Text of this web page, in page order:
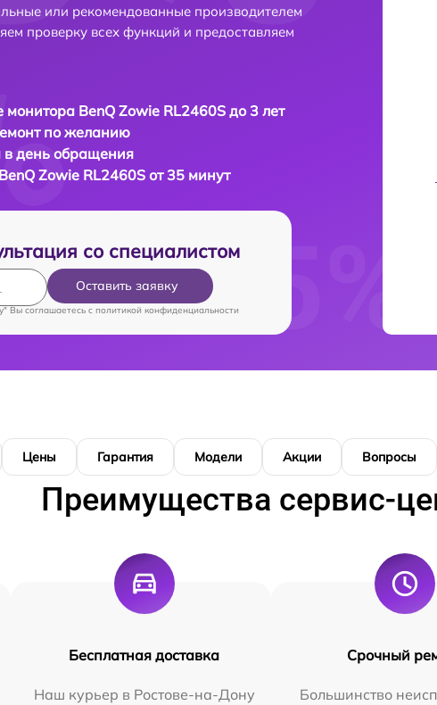
или рекомендованные производителем
проверку всех функций и предоставляем
монитора BenQ Zowie RL2460S до 3 лет
по желанию
в день обращения
Zowie RL2460S от 35 минут
со специалистом
Оставить заявку
Вы соглашаетесь c политикой конфиденциальности
Цены Гарантия Модели Акции Вопросы
Преимущества сервис-
Бесплатная доставка
Наш курьер в Ростове-на-Дону
Срочный
Большинство